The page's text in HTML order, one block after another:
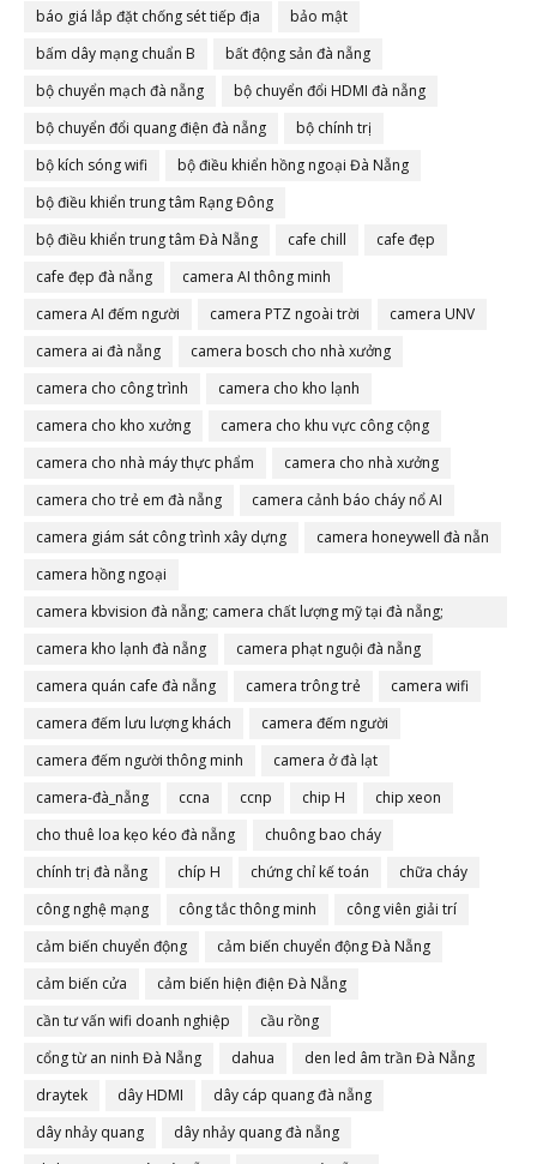
báo giá lắp đặt chống sét tiếp địa
bảo mật
bấm dây mạng chuẩn B
bất động sản đà nẵng
bộ chuyển mạch đà nẵng
bộ chuyển đổi HDMI đà nẵng
bộ chuyển đổi quang điện đà nẵng
bộ chính trị
bộ kích sóng wifi
bộ điều khiển hồng ngoại Đà Nẵng
bộ điều khiển trung tâm Rạng Đông
bộ điều khiển trung tâm Đà Nẵng
cafe chill
cafe đẹp
cafe đẹp đà nẵng
camera AI thông minh
camera AI đếm người
camera PTZ ngoài trời
camera UNV
camera ai đà nẵng
camera bosch cho nhà xưởng
camera cho công trình
camera cho kho lạnh
camera cho kho xưởng
camera cho khu vực công cộng
camera cho nhà máy thực phẩm
camera cho nhà xưởng
camera cho trẻ em đà nẵng
camera cảnh báo cháy nổ AI
camera giám sát công trình xây dựng
camera honeywell đà nẵn
camera hồng ngoại
camera kbvision đà nẵng; camera chất lượng mỹ tại đà nẵng;
camera đà nẵng
camera kho lạnh đà nẵng
camera phạt nguội đà nẵng
camera quán cafe đà nẵng
camera trông trẻ
camera wifi
camera đếm lưu lượng khách
camera đếm người
camera đếm người thông minh
camera ở đà lạt
camera-đà_nẵng
ccna ccnp chip H
chip xeon
cho thuê loa kẹo kéo đà nẵng
chuông bao cháy
chính trị đà nẵng
chíp H chứng chỉ kế toán
chữa cháy
công nghệ mạng
công tắc thông minh
công viên giải trí
cảm biến chuyển động
cảm biến chuyển động Đà Nẵng
cảm biến cửa
cảm biến hiện điện Đà Nẵng
cần tư vấn wifi doanh nghiệp
cầu rồng
cổng từ an ninh Đà Nẵng
dahua
den led âm trần Đà Nẵng
draytek
dây HDMI
dây cáp quang đà nẵng
dây nhảy quang
dây nhảy quang đà nẵng